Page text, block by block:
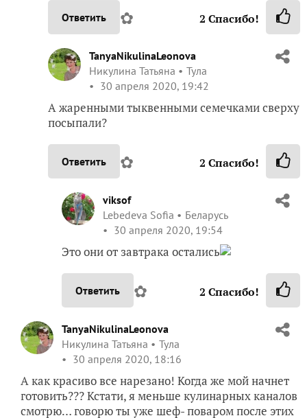
, вкусно было
, спасибо тебе, Мариночка,
правда скусно-скусно, как Lenka-Penka говорит
Ответить ✿ 2Спасибо!
MeryKon
Марина Бахарева
30 апреля 2020, 18:24
Конечно, с такой нарезкой даже сырое все
вкусно было бы!
Ответить ✿ 2Спасибо!
TanyaNikulinaLeonova
Никулина Татьяна
30 апреля 2020, 19:42
А жаренными тыквенными семечками сверху
посыпали?
Ответить ✿
viksof